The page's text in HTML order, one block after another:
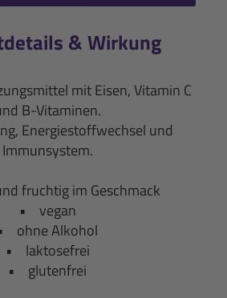
& Wirkung
mit Eisen, Vitamin C
B-Vitaminen.
Energiestoffwechsel und
Immunsystem.
fruchtig im Geschmack
• vegan
ohne Alkohol
• laktosefrei
• glutenfrei